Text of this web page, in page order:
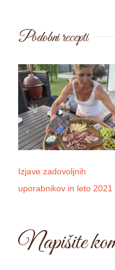
Podobni recepti
Izjave zadovoljnih
uporabnikov in leto 2021
Napišite